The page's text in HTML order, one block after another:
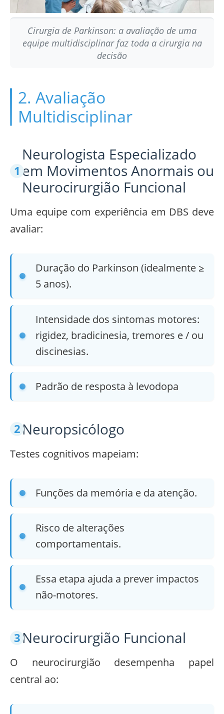
Cirurgia de Parkinson: a avaliação de uma
equipe multidisciplinar faz toda a cirurgia na
decisão
2. Avaliação
Multidisciplinar
Neurologista Especializado
em Movimentos Anormais ou
Neurocirurgião Funcional
Uma equipe com experiência em DBS deve
avaliar:
Duração do Parkinson (idealmente ≥
5 anos).
Intensidade dos sintomas motores:
rigidez, bradicinesia, tremores e / ou
discinesias.
Padrão de resposta à levodopa
Neuropsicólogo
Testes cognitivos mapeiam:
Funções da memória e da atenção.
Risco de alterações
comportamentais.
Essa etapa ajuda a prever impactos
não-motores.
Neurocirurgião Funcional
O neurocirurgião desempenha papel
central ao: